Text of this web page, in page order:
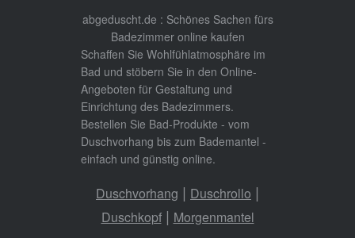
abgeduscht.de : Schönes Sachen fürs
Badezimmer online kaufen
Schaffen Sie Wohlfühlatmosphäre im
Bad und stöbern Sie in den Online-
Angeboten für Gestaltung und
Einrichtung des Badezimmers.
Bestellen Sie Bad-Produkte - vom
Duschvorhang bis zum Bademantel -
einfach und günstig online.
Duschvorhang | Duschrollo |
Duschkopf| Morgenmantel